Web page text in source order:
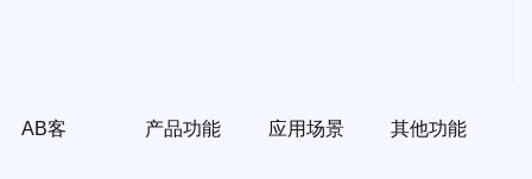
AB客 产品功能 应用场景 其他功能